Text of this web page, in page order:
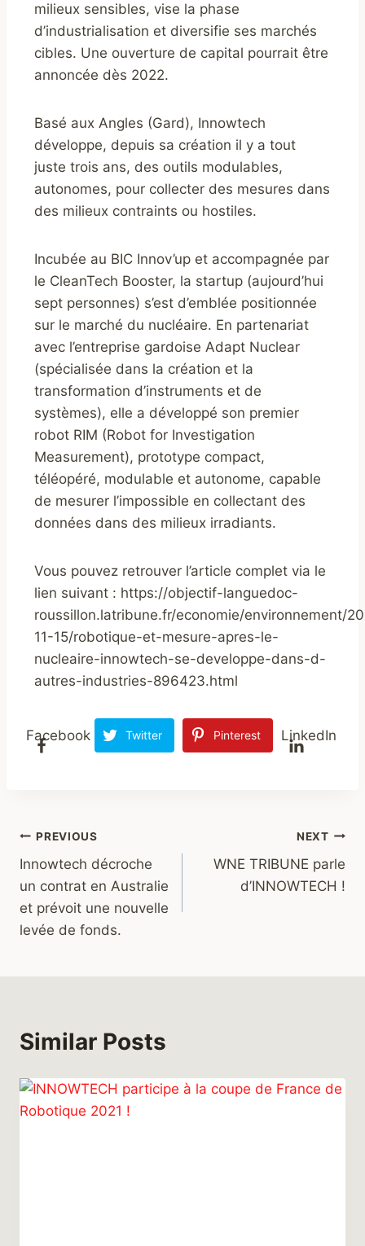
milieux sensibles, vise la phase
d’industrialisation et diversifie ses marchés
cibles. Une ouverture de capital pourrait être
annoncée dès 2022.
Basé aux Angles (Gard), Innowtech
développe, depuis sa création il y a tout
juste trois ans, des outils modulables,
autonomes, pour collecter des mesures dans
des milieux contraints ou hostiles.
Incubée au BIC Innov’up et accompagnée par
le CleanTech Booster, la startup (aujourd’hui
sept personnes) s’est d’emblée positionnée
sur le marché du nucléaire. En partenariat
avec l’entreprise gardoise Adapt Nuclear
(spécialisée dans la création et la
transformation d’instruments et de
systèmes), elle a développé son premier
robot RIM (Robot for Investigation
Measurement), prototype compact,
téléopéré, modulable et autonome, capable
de mesurer l’impossible en collectant des
données dans des milieux irradiants.
Vous pouvez retrouver l’article complet via le
lien suivant : https://objectif-languedoc-
roussillon.latribune.fr/economie/environnement/
11-15/robotique-et-mesure-apres-le-
nucleaire-innowtech-se-developpe-dans-d-
autres-industries-896423.html
Facebook Twitter Pinterest LinkedIn
PREVIOUS
Innowtech décroche
un contrat en Australie
et prévoit une nouvelle
levée de fonds.
NEXT
WNE TRIBUNE parle
d’INNOWTECH !
Similar Posts